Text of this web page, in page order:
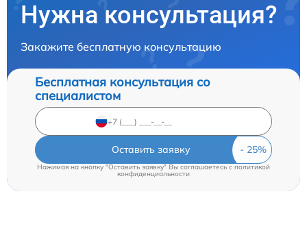
Нужна консультация?
Закажите бесплатную консультацию
Бесплатная консультация со
специалистом
Оставить заявку
Нажимая на кнопку "Оставить заявку" Вы соглашаетесь c политикой
конфиденциальности